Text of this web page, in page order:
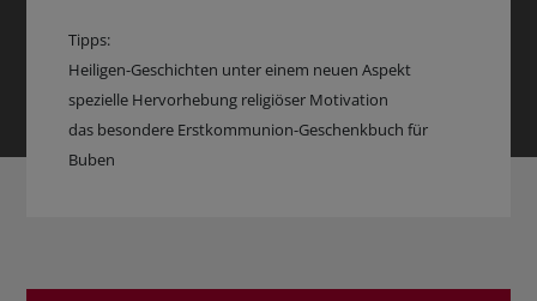
Tipps:
Heiligen-Geschichten unter einem neuen Aspekt
spezielle Hervorhebung religiöser Motivation
das besondere Erstkommunion-Geschenkbuch für
Buben